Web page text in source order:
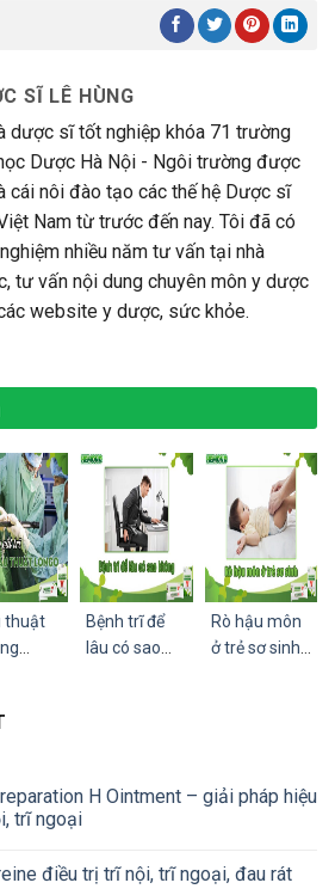
SĨ LÊ HÙNG
dược sĩ tốt nghiệp khóa 71 trường
Dược Hà Nội - Ngôi trường được
cái nôi đào tạo các thế hệ Dược sĩ
Nam từ trước đến nay. Tôi đã có
nhiều năm tư vấn tại nhà
tư vấn nội dung chuyên môn y dược
website y dược, sức khỏe.
thuật
Ưu,
Bệnh trĩ để
lâu có sao
Rò hậu môn
ở trẻ sơ sinh:
H Ointment – giải pháp hiệu
trĩ ngoại
điều trị trĩ nội, trĩ ngoại, đau rát